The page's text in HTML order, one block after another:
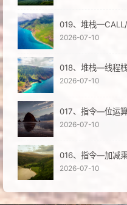
019、堆栈
2026-07-10
018、堆栈—线程
2026-07-10
017、指令—位运
2026-07-10
016、指令—加减
2026-07-10